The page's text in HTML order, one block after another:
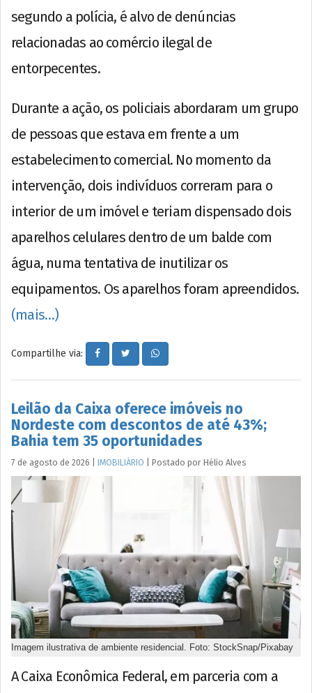
segundo a polícia, é alvo de denúncias
relacionadas ao comércio ilegal de
entorpecentes.
Durante a ação, os policiais abordaram um grupo
de pessoas que estava em frente a um
estabelecimento comercial. No momento da
intervenção, dois indivíduos correram para o
interior de um imóvel e teriam dispensado dois
aparelhos celulares dentro de um balde com
água, numa tentativa de inutilizar os
equipamentos. Os aparelhos foram apreendidos.
(mais…)
Compartilhe via:
Leilão da Caixa oferece imóveis no
Nordeste com descontos de até 43%;
Bahia tem 35 oportunidades
7 de agosto de 2026 IMOBILIÁRIO Postado por Hélio Alves
Imagem ilustrativa de ambiente residencial. Foto: StockSnap/Pixabay
A Caixa Econômica Federal, em parceria com a